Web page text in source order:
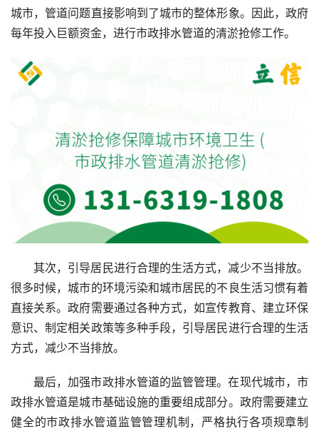
城市，管道问题直接影响到了城市的整体形象。因此，政府
每年投入巨额资金，进行市政排水管道的清淤抢修工作。
其次，引导居民进行合理的生活方式，减少不当排放。
很多时候，城市的环境污染和城市居民的不良生活习惯有着
直接关系。政府需要通过各种方式，如宣传教育、建立环保
意识、制定相关政策等多种手段，引导居民进行合理的生活
方式，减少不当排放。
最后，加强市政排水管道的监管管理。在现代城市，市
政排水管道是城市基础设施的重要组成部分。政府需要建立
健全的市政排水管道监管管理机制，严格执行各项规章制